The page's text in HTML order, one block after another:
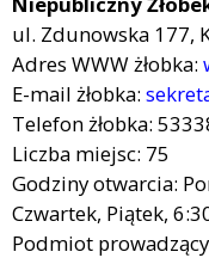
ul. Zdunowska 177,
Adres WWW żłobka:
E-mail żłobka:
Telefon żłobka:
Liczba miejsc: 75
Godziny otwarcia:
Czwartek, Piątek,
Podmiot